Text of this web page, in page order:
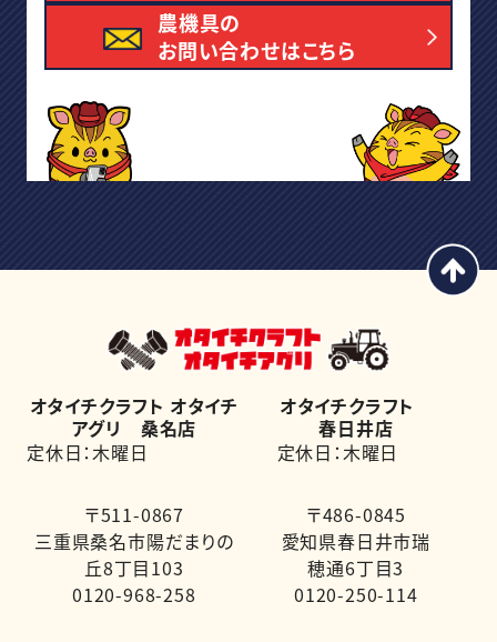
農機具の
お問い合わせはこちら
オタイチクラフト オタイチ
アグリ 桑名店
定休日：木曜日
〒511-0867
三重県桑名市陽だまりの
丘8丁目103
0120-968-258
オタイチクラフト
春日井店
定休日：木曜日
〒486-0845
愛知県春日井市瑞
穂通6丁目3
0120-250-114